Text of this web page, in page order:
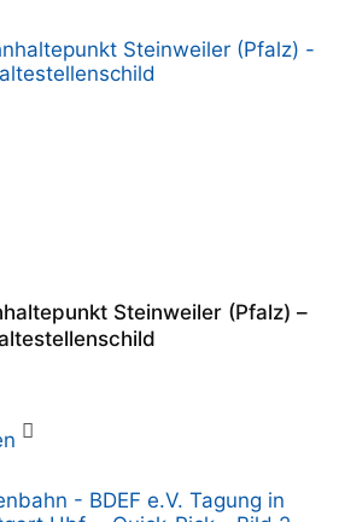
Steinweiler (Pfalz) –